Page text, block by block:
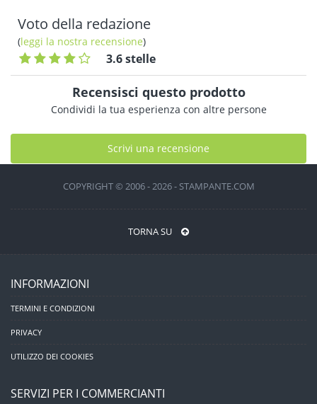
Voto della redazione
(leggi la nostra recensione)
3.6 stelle
Recensisci questo prodotto
Condividi la tua esperienza con altre persone
Scrivi una recensione
COPYRIGHT © 2006 - 2026 - STAMPANTE.COM
TORNA SU
INFORMAZIONI
TERMINI E CONDIZIONI
PRIVACY
UTILIZZO DEI COOKIES
SERVIZI PER I COMMERCIANTI